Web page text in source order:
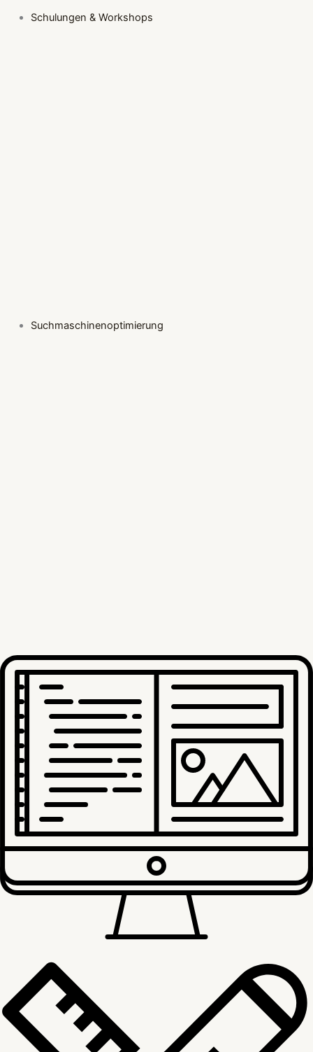
Schulungen & Workshops
Suchmaschinenoptimierung